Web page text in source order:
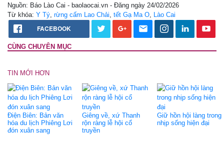
Nguồn: Báo Lào Cai - baolaocai.vn - Đăng ngày 24/02/2026
Từ khóa: Y Tý rừng cấm Lao Chải tết Gạ Ma O Lào Cai
FACEBOOK
CÙNG CHUYÊN MỤC
TIN MỚI HƠN
Điện Biên: Bản văn
hóa du lịch Phiêng Lơi
đón xuân sang
Giêng về, xứ Thanh
rộn ràng lễ hội cổ
truyền
Giữ hồn hội làng trong
nhịp sống hiện đại